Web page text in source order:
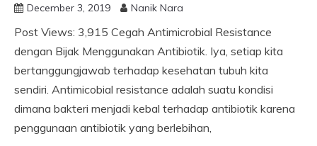
December 3, 2019 Nanik Nara
Post Views: 3,915 Cegah Antimicrobial Resistance
dengan Bijak Menggunakan Antibiotik. Iya, setiap kita
bertanggungjawab terhadap kesehatan tubuh kita
sendiri. Antimicobial resistance adalah suatu kondisi
dimana bakteri menjadi kebal terhadap antibiotik karena
penggunaan antibiotik yang berlebihan,